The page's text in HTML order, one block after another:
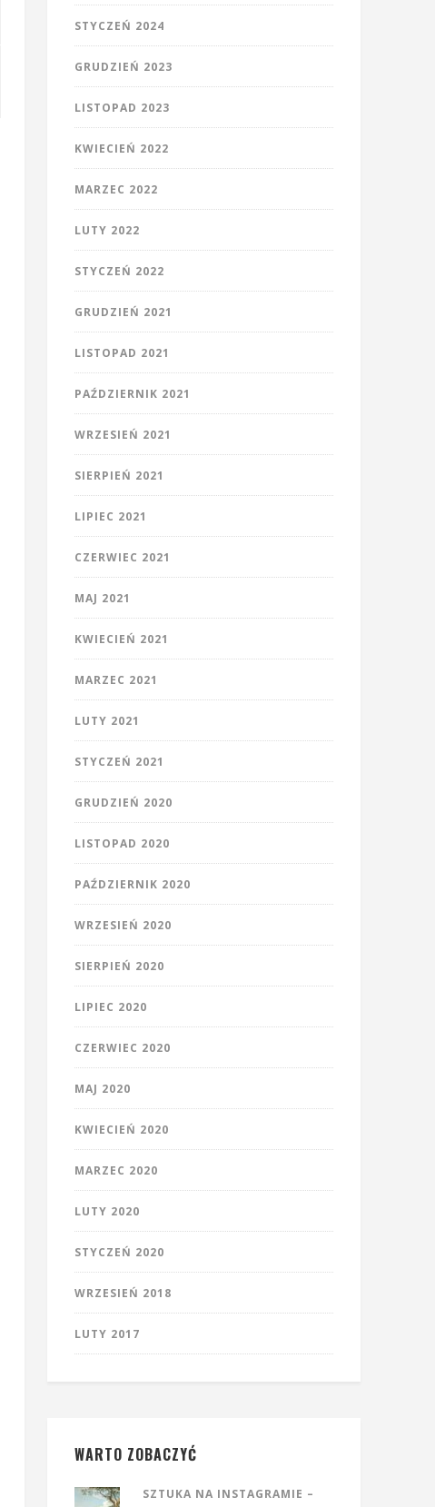
STYCZEŃ 2024
GRUDZIEŃ 2023
LISTOPAD 2023
KWIECIEŃ 2022
MARZEC 2022
LUTY 2022
STYCZEŃ 2022
GRUDZIEŃ 2021
LISTOPAD 2021
PAŹDZIERNIK 2021
WRZESIEŃ 2021
SIERPIEŃ 2021
LIPIEC 2021
CZERWIEC 2021
MAJ 2021
KWIECIEŃ 2021
MARZEC 2021
LUTY 2021
STYCZEŃ 2021
GRUDZIEŃ 2020
LISTOPAD 2020
PAŹDZIERNIK 2020
WRZESIEŃ 2020
SIERPIEŃ 2020
LIPIEC 2020
CZERWIEC 2020
MAJ 2020
KWIECIEŃ 2020
MARZEC 2020
LUTY 2020
STYCZEŃ 2020
WRZESIEŃ 2018
LUTY 2017
WARTO ZOBACZYĆ
SZTUKA NA INSTAGRAMIE –